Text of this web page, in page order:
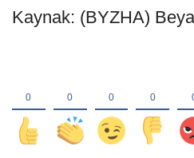
Kaynak: (BYZHA)